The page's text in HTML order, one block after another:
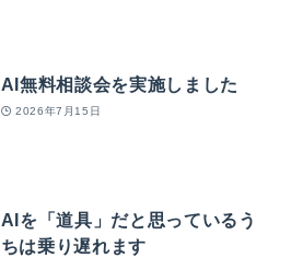
AI無料相談会を実施しました
2026年7月15日
AIを「道具」だと思っているう
ちは乗り遅れます